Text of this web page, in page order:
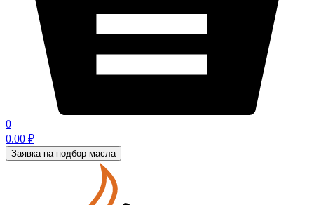
0
0.00 ₽
Заявка на подбор масла